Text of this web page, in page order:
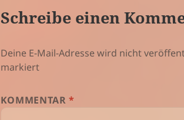
Schreibe einen
Deine E-Mail-Adresse wird nicht
markiert
KOMMENTAR*